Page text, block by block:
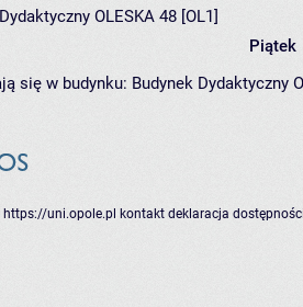
OLESKA 48 [OL1]
Piątek
się w budynku: Budynek Dydaktyczny
https://uni.opole.pl kontakt deklaracja